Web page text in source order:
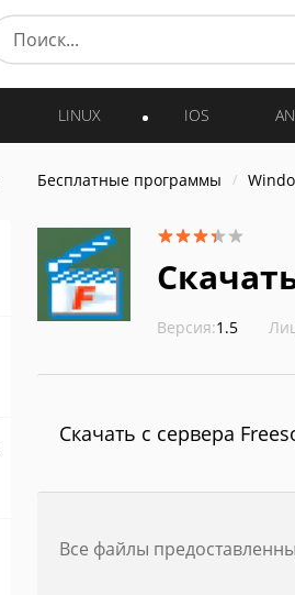
LINUX IOS
Бесплатные программы
Версия:1.5
Скачать с сервера
Все файлы